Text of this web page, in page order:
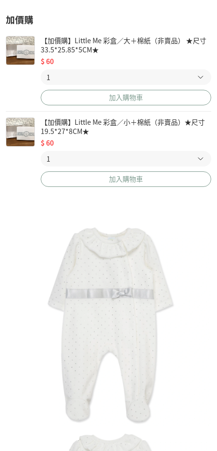
加價購
【加價購】Little Me 彩盒／大＋棉紙（非賣品） ★尺寸
33.5*25.85*5CM★
$60
加入購物車
【加價購】Little Me 彩盒／小＋棉紙（非賣品）★尺寸
19.5*27*8CM★
$60
加入購物車